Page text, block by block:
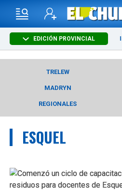
EDICIÓN PROVINCIAL
TRELEW
MADRYN
REGIONALES
ESQUEL